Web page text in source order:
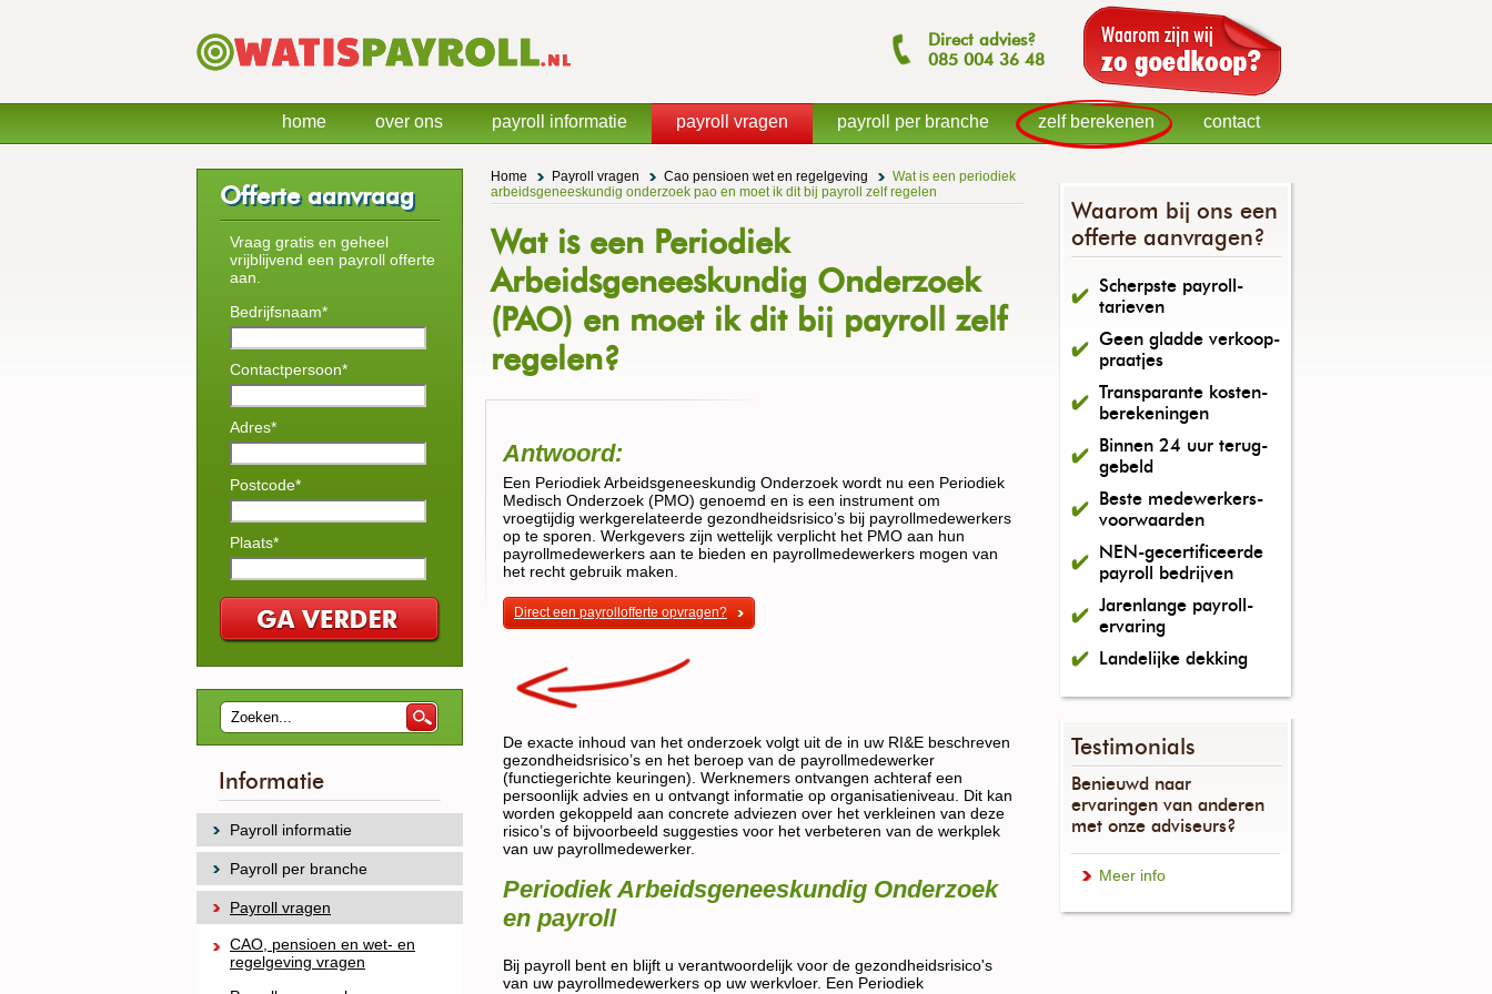
Direct advies?
085 004 36 48
Home Payroll vragen Cao pensioen wet en regelgeving
Wat is een periodiek
arbeidsgeneeskundig onderzoek pao en moet ik dit bij payroll zelf regelen
Wat is een Periodiek
Arbeidsgeneeskundig Onderzoek
(PAO) en moet ik dit bij payroll zelf
regelen?
Antwoord:
Een Periodiek Arbeidsgeneeskundig Onderzoek wordt nu een Periodiek
Medisch Onderzoek (PMO) genoemd en is een instrument om
vroegtijdig werkgerelateerde gezondheidsrisico’s bij payrollmedewerkers
op te sporen. Werkgevers zijn wettelijk verplicht het PMO aan hun
payrollmedewerkers aan te bieden en payrollmedewerkers mogen van
het recht gebruik maken.
Direct een payrollofferte opvragen?
De exacte inhoud van het onderzoek volgt uit de in uw RI&E beschreven
gezondheidsrisico’s en het beroep van de payrollmedewerker
(functiegerichte keuringen). Werknemers ontvangen achteraf een
persoonlijk advies en u ontvangt informatie op organisatieniveau. Dit kan
worden gekoppeld aan concrete adviezen over het verkleinen van deze
risico’s of bijvoorbeeld suggesties voor het verbeteren van de werkplek
van uw payrollmedewerker.
Periodiek Arbeidsgeneeskundig Onderzoek
en payroll
Bij payroll bent en blijft u verantwoordelijk voor de gezondheidsrisico's
van uw payrollmedewerkers op uw werkvloer. Een Periodiek
Waarom bij ons een
offerte aanvragen?
Scherpste payroll-
tarieven
Geen gladde verkoop-
praatjes
Transparante kosten-
berekeningen
Binnen 24 uur terug-
gebeld
Beste medewerkers-
voorwaarden
NEN-gecertificeerde
payroll bedrijven
Jarenlange payroll-
ervaring
Landelijke dekking
Testimonials
Benieuwd naar
ervaringen van anderen
met onze adviseurs?
Meer info
Offerte aanvraag
Vraag gratis en geheel
vrijblijvend een payroll offerte
aan.
Bedrijfsnaam*
Contactpersoon*
Adres*
Postcode*
Plaats*
Informatie
Payroll informatie
Payroll per branche
Payroll vragen
CAO, pensioen en wet- en
regelgeving vragen
home over ons payroll informatie payroll vragen payroll per branche zelf berekenen contact